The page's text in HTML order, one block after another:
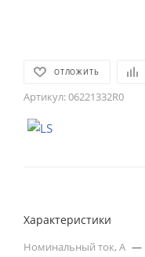
ОТЛОЖИТЬ
Артикул:06221332R0
Характеристики
Номинальный ток, А —